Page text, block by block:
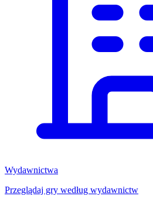
Wydawnictwa
Przeglądaj gry według wydawnictw